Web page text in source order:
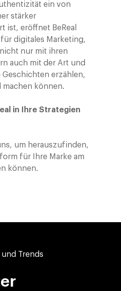
ein von
stärker
ist, eröffnet BeReal
digitales Marketing,
nur mit ihren
auch mit der Art und
Geschichten erzählen,
machen können.
in Ihre Strategien
um herauszufinden,
für Ihre Marke am
können.
Trends